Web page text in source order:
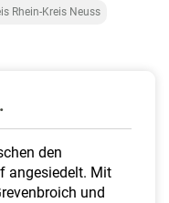
Rhein-Kreis Neuss
den
angesiedelt. Mit
und